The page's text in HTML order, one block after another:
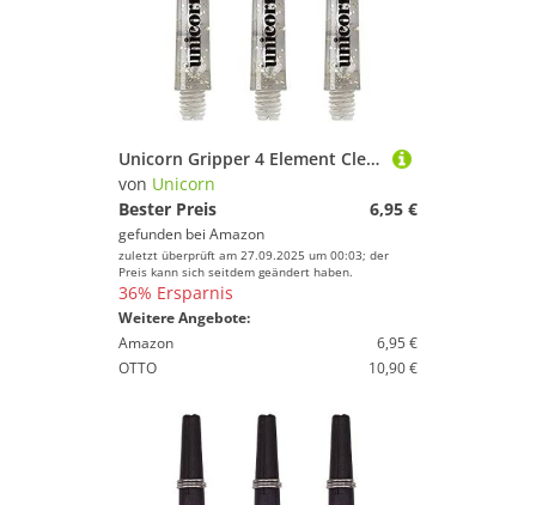
Unicorn Gripper 4 Element Clear
von Unicorn
Bester Preis
6,95 €
gefunden bei Amazon
zuletzt überprüft am 27.09.2025 um 00:03; der
Preis kann sich seitdem geändert haben.
36% Ersparnis
Weitere Angebote:
Amazon
6,95 €
OTTO
10,90 €